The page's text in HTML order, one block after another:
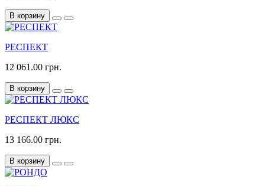
В корзину
РЕСПЕКТ
12 061.00 грн.
В корзину
РЕСПЕКТ ЛЮКС
13 166.00 грн.
В корзину